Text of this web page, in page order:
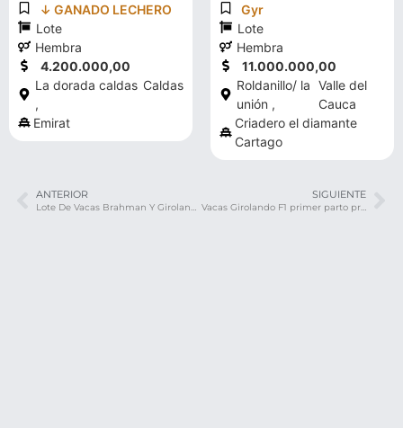
↓ GANADO LECHERO
Lote
Hembra
4.200.000,00
La dorada caldas
,
Caldas
Emirat
Gyr
Lote
Hembra
11.000.000,00
Roldanillo/ la
unión ,
Valle del
Cauca
Criadero el diamante
Cartago
ANTERIOR SIGUIENTE
Vacas Girolando F1 primer parto preñadas – Santander de Quilichao